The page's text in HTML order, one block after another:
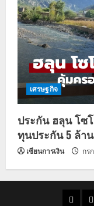
เศรษฐกิจ
ประกัน ฮลุน โซ
ทุนประกัน 5 ล้าน
เซียนการเงิน กร
ราคา